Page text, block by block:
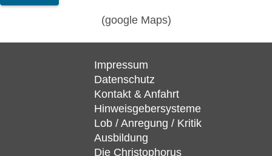
(google Maps)
Impressum
Datenschutz
Kontakt & Anfahrt
Hinweisgebersysteme
Lob / Anregung / Kritik
Ausbildung
Die Christophorus